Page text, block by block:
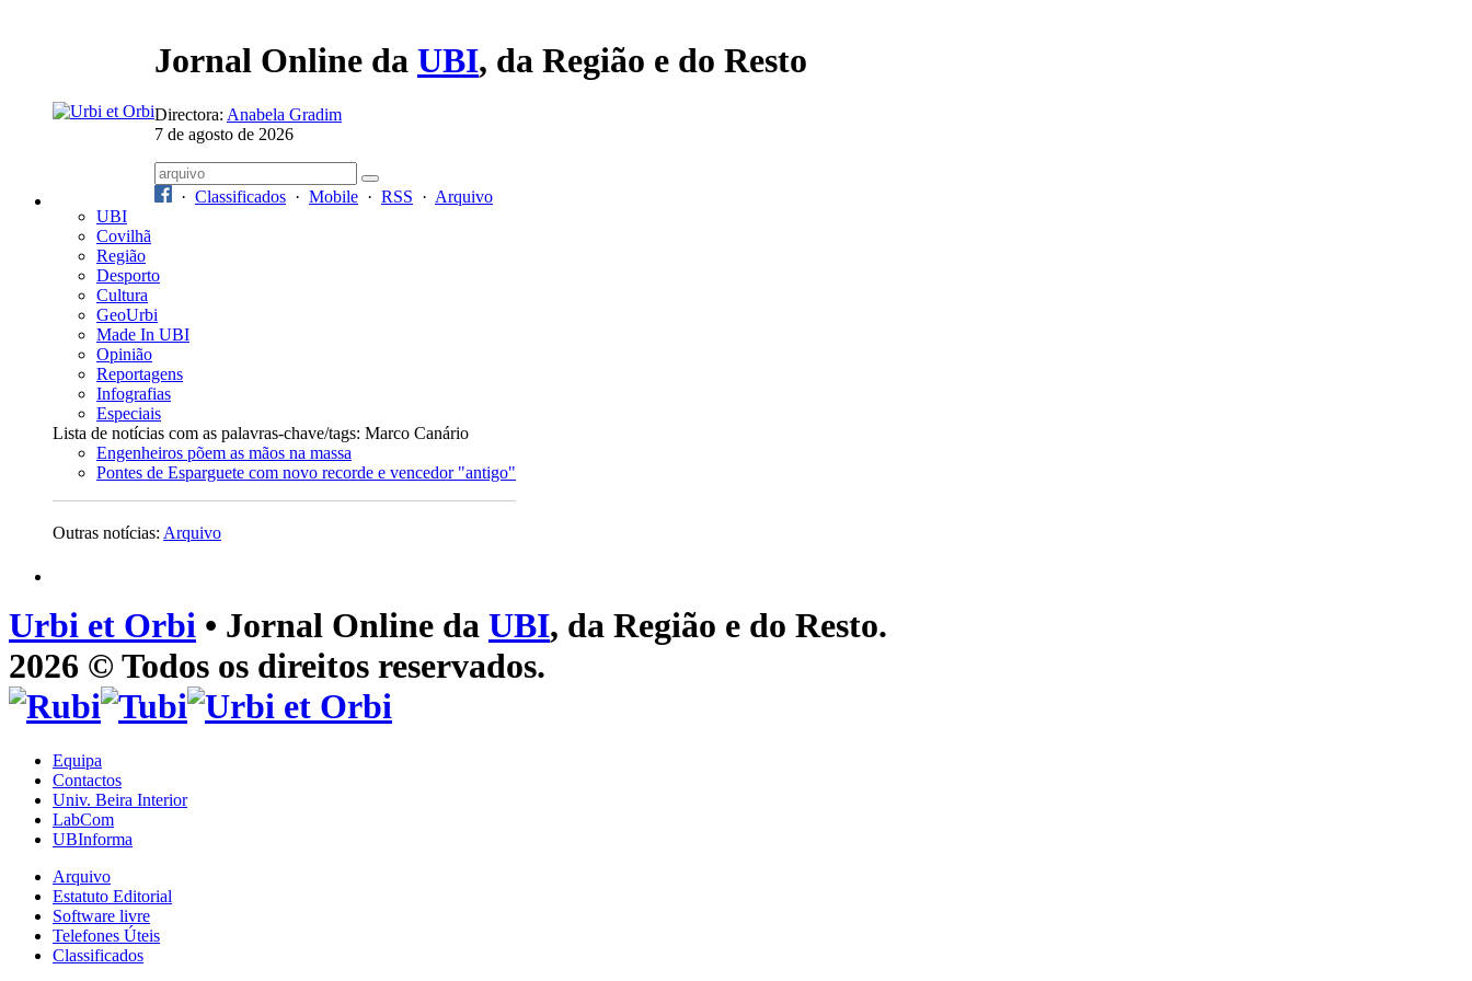
Jornal Online da UBI, da Região e do Resto
Directora: Anabela Gradim
7 de agosto de 2026
· Classificados · Mobile · RSS · Arquivo
UBI
Covilhã
Região
Desporto
Cultura
GeoUrbi
Made In UBI
Opinião
Reportagens
Infografias
Especiais
Lista de notícias com as palavras-chave/tags: Marco Canário
Engenheiros põem as mãos na massa
Pontes de Esparguete com novo recorde e vencedor "antigo"
Outras notícias: Arquivo
Urbi et Orbi • Jornal Online da UBI, da Região e do Resto.
2026 © Todos os direitos reservados.
Equipa
Contactos
Univ. Beira Interior
LabCom
UBInforma
Arquivo
Estatuto Editorial
Software livre
Telefones Úteis
Classificados